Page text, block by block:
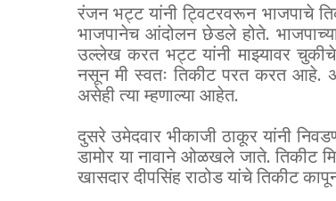
रंजन भट्ट यांनी ट्विटरवरून भाजपाचे
भाजपानेच आंदोलन छेडले होते. भाजपाच्या
उल्लेख करत भट्ट यांनी माझ्यावर
नसून मी स्वतः तिकीट परत करत आहे.
असेही त्या म्हणाल्या आहेत.
दुसरे उमेदवार भीकाजी ठाकूर यांनी
डामोर या नावाने ओळखले जाते. तिकीट
खासदार दीपसिंह राठोड यांचे तिकीट